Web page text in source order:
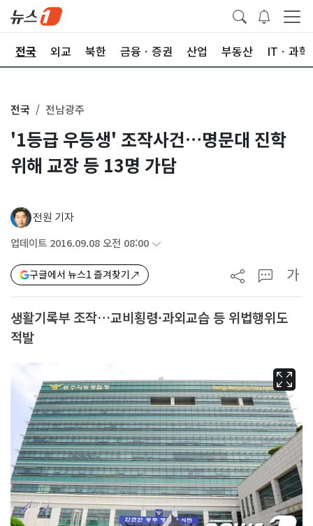
전국 외교 북한 금융ㆍ증권 산업 부동산 ITㆍ과학
전국 전남광주
'1등급 우등생' 조작사건…명문대 진학
위해 교장 등 13명 가담
전원 기자
업데이트 2016.09.08 오전 08:00
구글에서 뉴스1 즐겨찾기 가
생활기록부 조작…교비횡령·과외교습 등 위법행위도
적발